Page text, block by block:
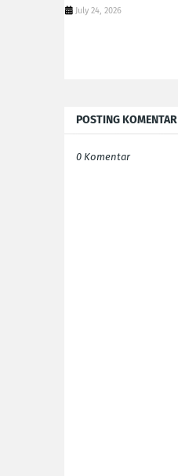
July 24, 2026
POSTING KOMENTAR
0 Komentar